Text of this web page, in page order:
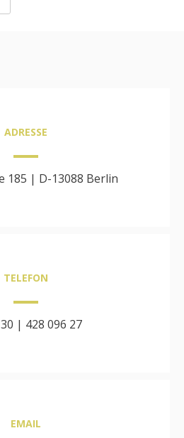
ADRESSE
185 | D-13088 Berlin
TELEFON
| 428 096 27
EMAIL